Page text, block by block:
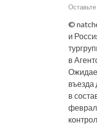
©
и
в
въезда
в